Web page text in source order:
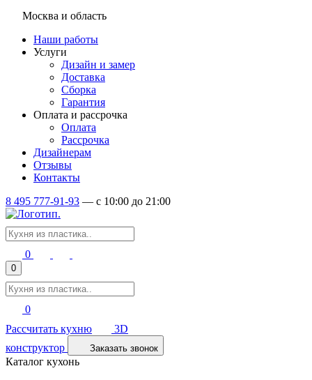
Москва и область
Наши работы
Услуги
Дизайн и замер
Доставка
Сборка
Гарантия
Оплата и рассрочка
Оплата
Рассрочка
Дизайнерам
Отзывы
Контакты
8 495 777-91-93 — c 10:00 до 21:00
0
0
0
Рассчитать кухню
3D
конструктор
Заказать звонок
Каталог кухонь